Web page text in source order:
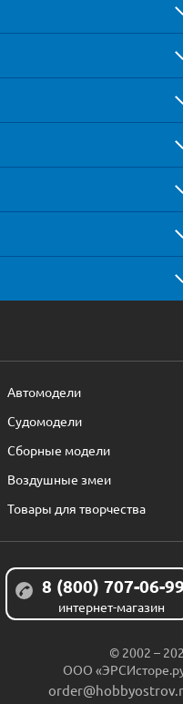
Автомодели
Судомодели
Сборные модели
Воздушные змеи
Товары для творчества
8 (800) 707-06-
интернет-магазин
© 2002 –
ООО